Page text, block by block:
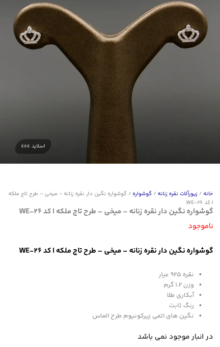
خانه / زیورآلات نقره زنانه / گوشواره / گوشواره نگین دار نقره زنانه – میخی – طرح تاج ملکه
| کد WE-26
گوشواره نگین دار نقره زنانه – میخی – طرح تاج ملکه | کد WE-26
ناموجود
گوشواره نگین دار نقره زنانه – میخی – طرح تاج ملکه | کد WE-26
نقره 925 عیار
وزن 1.2 گرم
آبکاری طلا
رنگ ثابت
نگین های اتمی زیرکونیوم طرح الماس
در انبار موجود نمی باشد